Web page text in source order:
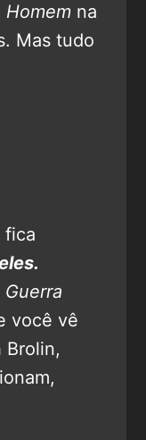
Homem na
Mas tudo
fica
você vê
Brolin,